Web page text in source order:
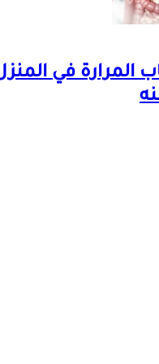
المرارة في